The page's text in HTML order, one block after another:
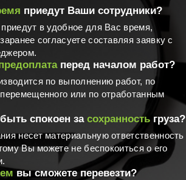
приедут Ваши сотрудники?
в удобное для Вас время,
согласуете составляя заявку с
перед началом работ?
по выполнению работ, по
или по отработанным
спокоен за сохранность груза?
несет материальную ответственность
Вы можете не беспокоиться о его
вы сможете перевезти?